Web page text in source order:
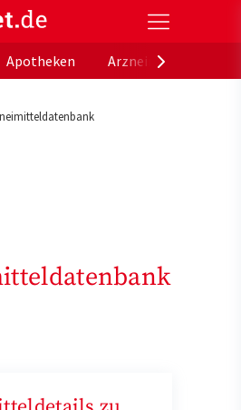
offizielle Gesundheitsportal der
Apotheken